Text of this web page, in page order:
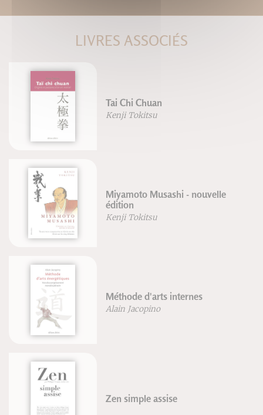
LIVRES ASSOCIÉS
Tai Chi Chuan
Kenji Tokitsu
Miyamoto Musashi - nouvelle
édition
Kenji Tokitsu
Méthode d'arts internes
Alain Jacopino
Zen simple assise